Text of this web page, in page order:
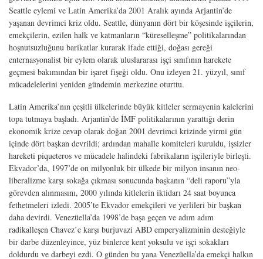
Seattle eylemi ve Latin Amerika’da 2001 Aralık ayında Arjantin’de
yaşanan devrimci kriz oldu. Seattle, dünyanın dört bir köşesinde işçilerin,
emekçilerin, ezilen halk ve katmanların “küreselleşme” politikalarından
hoşnutsuzluğunu barikatlar kurarak ifade ettiği, doğası gereği
enternasyonalist bir eylem olarak uluslararası işçi sınıfının harekete
geçmesi bakımından bir işaret fişeği oldu. Onu izleyen 21. yüzyıl, sınıf
mücadelelerini yeniden gündemin merkezine oturttu.
Latin Amerika’nın çeşitli ülkelerinde büyük kitleler sermayenin kalelerini
topa tutmaya başladı. Arjantin’de İMF politikalarının yarattığı derin
ekonomik krize cevap olarak doğan 2001 devrimci krizinde yirmi gün
içinde dört başkan devrildi; ardından mahalle komiteleri kuruldu, işsizler
hareketi piqueteros ve mücadele halindeki fabrikaların işçileriyle birleşti.
Ekvador’da, 1997’de on milyonluk bir ülkede bir milyon insanın neo-
liberalizme karşı sokağa çıkması sonucunda başkanın “deli raporu”yla
görevden alınmasını, 2000 yılında kitlelerin iktidarı 24 saat boyunca
fethetmeleri izledi. 2005’te Ekvador emekçileri ve yerlileri bir başkan
daha devirdi. Venezüella’da 1998’de başa geçen ve adım adım
radikalleşen Chavez’e karşı burjuvazi ABD emperyalizminin desteğiyle
bir darbe düzenleyince, yüz binlerce kent yoksulu ve işçi sokakları
doldurdu ve darbeyi ezdi. O günden bu yana Venezüella’da emekçi halkın